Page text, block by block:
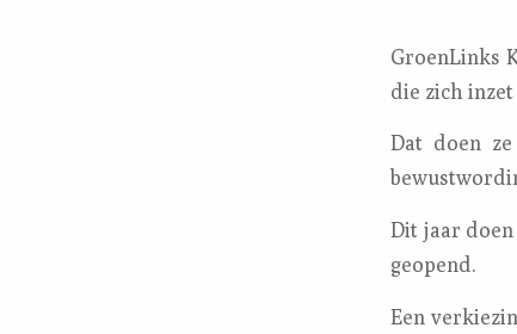
GroenLinks
die zich
Dat doen
Dit jaar
geopend.
Een